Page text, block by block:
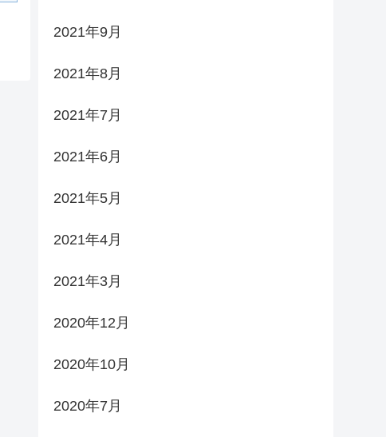
2021年9月
2021年8月
2021年7月
2021年6月
2021年5月
2021年4月
2021年3月
2020年12月
2020年10月
2020年7月